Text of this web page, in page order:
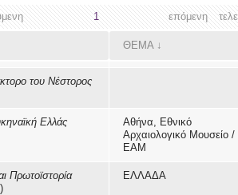
επόμενη
1
ΘΕΜΑ↓
του Νέστορος
Ελλάς
Αθήνα, Εθνικό
Αρχαιολογικό Μουσείο /
ΕΑΜ
Πρωτοϊστορία
ΕΛΛΑΔΑ